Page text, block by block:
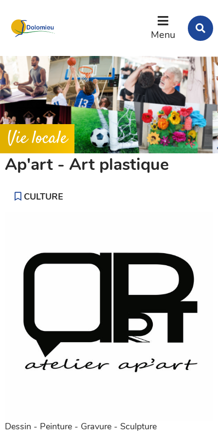
Menu
Vie locale
Ap'art - Art plastique
CULTURE
Dessin - Peinture - Gravure - Sculpture